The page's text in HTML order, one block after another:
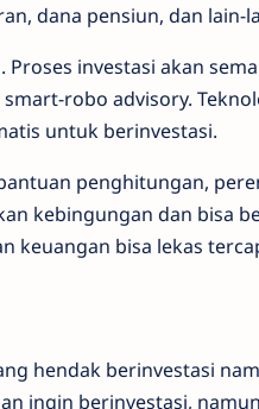
dana pensiun, dan lain-
investasi akan
robo advisory.
untuk berinvestasi.
penghitungan,
kebingungan dan bisa
keuangan bisa lekas
hendak berinvestasi
ingin berinvestasi,